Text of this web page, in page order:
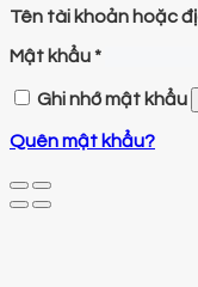
Tên tài khoản hoặc
Mật khẩu*
Ghi nhớ mật khẩu
Quên mật khẩu?